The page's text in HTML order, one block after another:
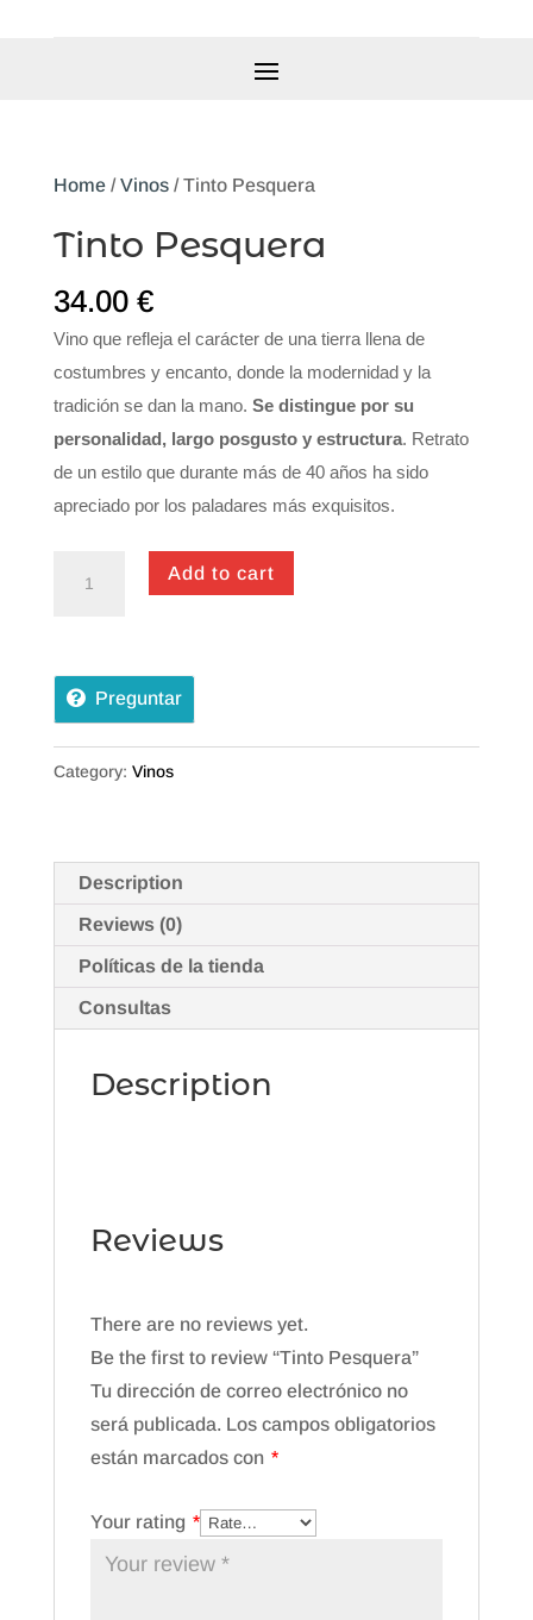
Home/Vinos/ Tinto Pesquera
Tinto Pesquera
34.00 €
Vino que refleja el carácter de una tierra llena de
costumbres y encanto, donde la modernidad y la
tradición se dan la mano. Se distingue por su
personalidad, largo posgusto y estructura. Retrato
de un estilo que durante más de 40 años ha sido
apreciado por los paladares más exquisitos.
Add to cart
Preguntar
Category: Vinos
Description
Reviews (0)
Políticas de la tienda
Consultas
Description
Reviews
There are no reviews yet.
Be the first to review “Tinto Pesquera”
Tu dirección de correo electrónico no
será publicada. Los campos obligatorios
están marcados con *
Your rating *